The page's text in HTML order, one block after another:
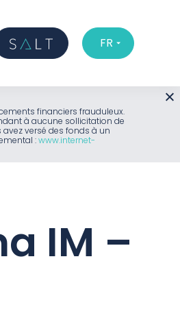
FR
financiers frauduleux.
à aucune sollicitation de
versé des fonds à un
:www.internet-
IM –